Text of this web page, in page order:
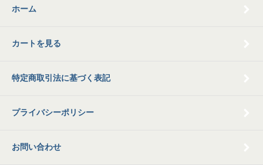
ホーム
カートを見る
特定商取引法に基づく表記
プライバシーポリシー
お問い合わせ